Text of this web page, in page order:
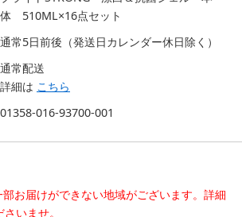
体 510ML×16点セット
通常5日前後（発送日カレンダー休日除く）
通常配送
詳細は こちら
01358-016-93700-001
お届けができない地域がございます。詳細
いませ。